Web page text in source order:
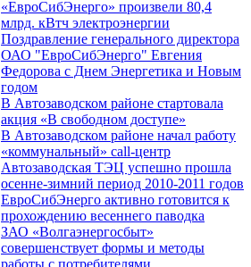
«ЕвроСибЭнерго» произвели 80,4
млрд. кВтч электроэнергии
Поздравление генерального директора
ОАО "ЕвроСибЭнерго" Евгения
Федорова с Днем Энергетика и Новым
годом
В Автозаводском районе стартовала
акция «В свободном доступе»
В Автозаводском районе начал работу
«коммунальный» call-центр
Автозаводская ТЭЦ успешно прошла
осенне-зимний период 2010-2011 годов
ЕвроСибЭнерго активно готовится к
прохождению весеннего паводка
ЗАО «Волгаэнергосбыт»
совершенствует формы и методы